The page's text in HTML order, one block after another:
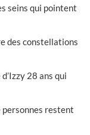
seins qui pointent
des constellations
28 ans qui
personnes restent